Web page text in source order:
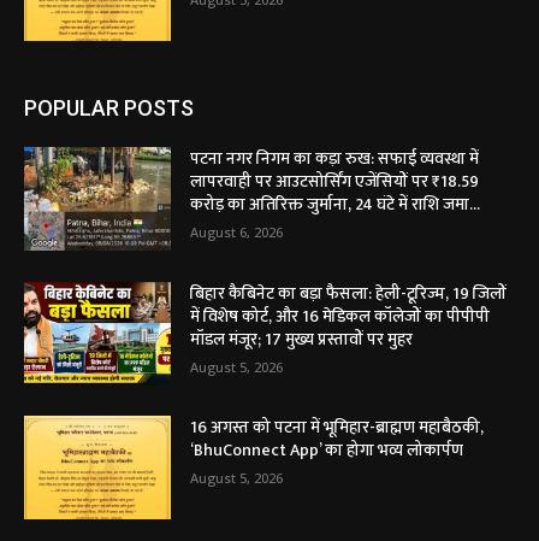
POPULAR POSTS
पटना नगर निगम का कड़ा रुख: सफाई व्यवस्था में
लापरवाही पर आउटसोर्सिंग एजेंसियों पर ₹18.59
करोड़ का अतिरिक्त जुर्माना, 24 घंटे में राशि जमा...
August 6, 2026
बिहार कैबिनेट का बड़ा फैसला: हेली-टूरिज्म, 19 जिलों
में विशेष कोर्ट, और 16 मेडिकल कॉलेजों का पीपीपी
मॉडल मंजूर; 17 मुख्य प्रस्तावों पर मुहर
August 5, 2026
16 अगस्त को पटना में भूमिहार-ब्राह्मण महाबैठकी,
‘BhuConnect App’ का होगा भव्य लोकार्पण
August 5, 2026